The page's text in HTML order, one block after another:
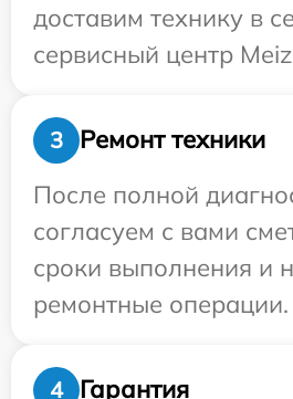
доставим технику в
сервисный центр
3
Ремонт техники
После полной
согласуем с вами
сроки выполнения и
ремонтные операции.
4 Гарантия